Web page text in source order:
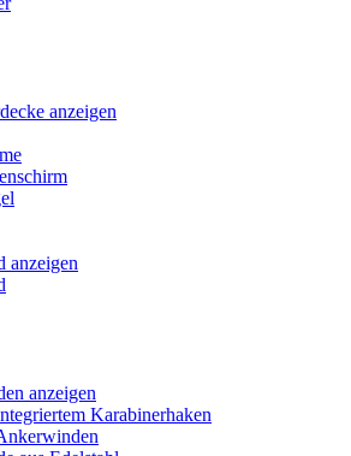
anzeigen
anzeigen
anzeigen
Karabinerhaken